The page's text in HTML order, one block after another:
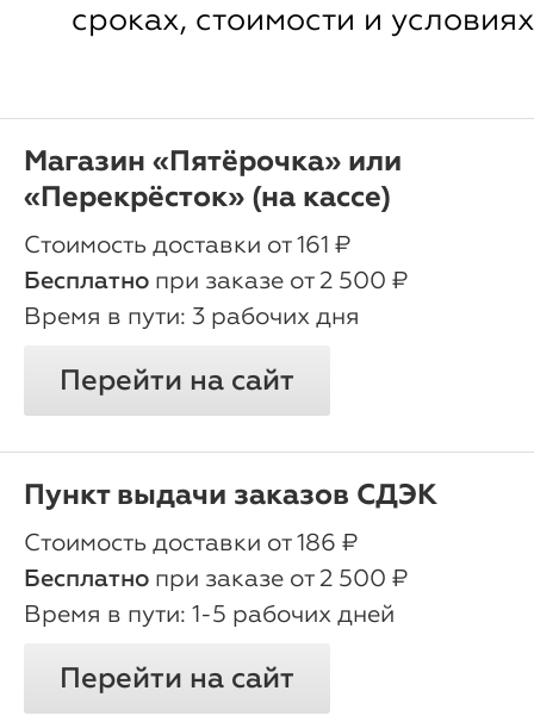
сроках, стоимости и
Магазин «Пятёрочка» или
«Перекрёсток» (на кассе)
oт 161 ₽
Бесплатно при заказе от 2 500 ₽
3 рабочих дня
Перейти на сайт
Пункт выдачи заказов СДЭК
oт 186 ₽
Бесплатно при заказе от 2 500 ₽
1-5 рабочих дней
Перейти на сайт